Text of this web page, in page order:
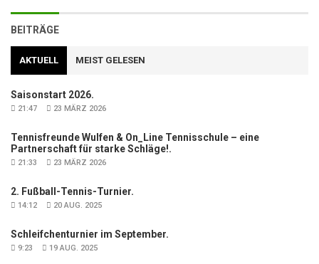
BEITRÄGE
AKTUELL MEIST GELESEN
Saisonstart 2026.
21:47 23 MÄRZ 2026
Tennisfreunde Wulfen & On_Line Tennisschule – eine
Partnerschaft für starke Schläge!.
21:33 23 MÄRZ 2026
2. Fußball-Tennis-Turnier.
14:12 20 AUG. 2025
Schleifchenturnier im September.
9:23 19 AUG. 2025